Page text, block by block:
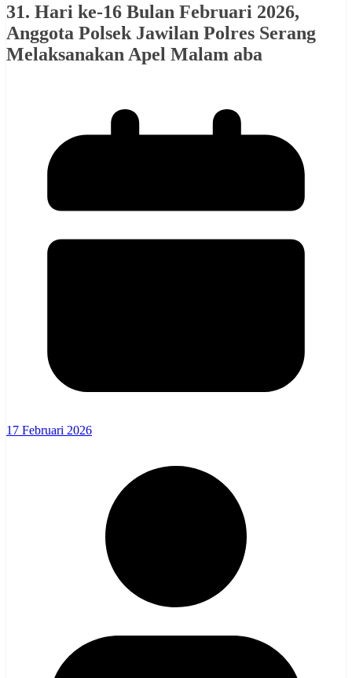
31. Hari ke-16 Bulan Februari 2026,
Anggota Polsek Jawilan Polres Serang
Melaksanakan Apel Malam aba
17 Februari 2026